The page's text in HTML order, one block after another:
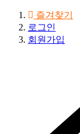
즐겨찾기
로그인
회원가입